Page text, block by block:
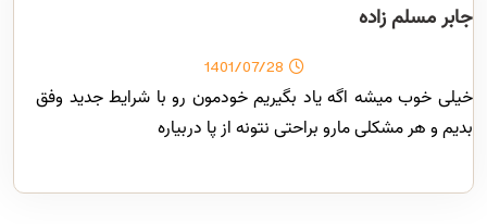
جابر مسلم زاده
1401/07/28
خیلی خوب میشه اگه یاد بگیریم خودمون رو با شرایط جدید وفق
بدیم و هر مشکلی مارو براحتی نتونه از پا دربیاره